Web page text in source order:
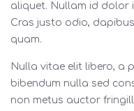
aliquet. Nullam id dolor
Cras justo odio,
quam.
Nulla vitae elit libero, a
bibendum nulla sed
non metus auctor